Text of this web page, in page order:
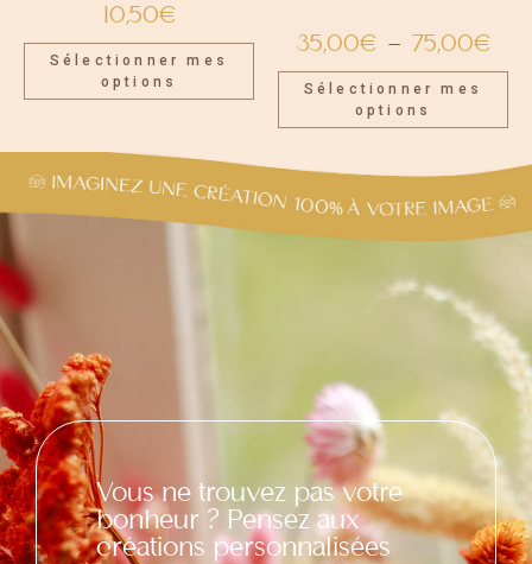
10,50€
Sélectionner mes
options
35,00€ – 75,00€
Sélectionner mes
options
Vous ne trouvez pas votre
bonheur ? Pensez aux
créations personnalisées